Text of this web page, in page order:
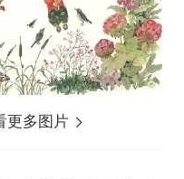
更多图片